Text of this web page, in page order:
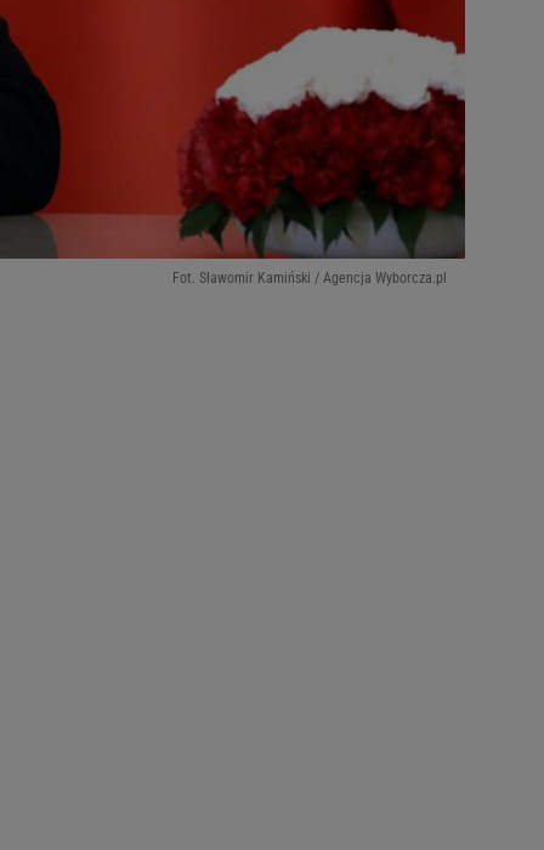
Fot. Sławomir Kamiński / Agencja Wyborcza.pl